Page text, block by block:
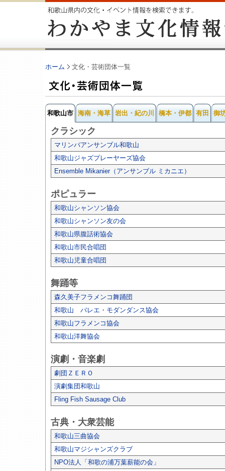
ホーム 文化・芸術団体一覧
和歌山市 海南・海草 岩出・紀の川 橋本・伊都 有田 御
クラシック
マリンバアンサンブル和歌山
和歌山ジャズプレーヤーズ協会
Ensemble Mikanier（アンサンブル ミカニエ）
ポピュラー
和歌山シャンソン協会
和歌山シャンソン友の会
和歌山県腹話術協会
和歌山市民合唱団
和歌山児童合唱団
舞踊等
森久美子フラメンコ舞踊団
和歌山 バレエ・モダンダンス協会
和歌山フラメンコ協会
和歌山洋舞協会
演劇・音楽劇
劇団ＺＥＲＯ
演劇集団和歌山
Fling Fish Sausage Club
古典・大衆芸能
和歌山三曲協会
和歌山マジシャンズクラブ
NPO法人「和歌の浦万葉薪能の会」